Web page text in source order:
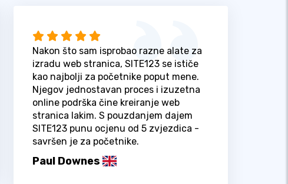
Nakon što sam isprobao razne alate za
izradu web stranica, SITE123 se ističe
kao najbolji za početnike poput mene.
Njegov jednostavan proces i izuzetna
online podrška čine kreiranje web
stranica lakim. S pouzdanjem dajem
SITE123 punu ocjenu od 5 zvjezdica -
savršen je za početnike.
Paul Downes